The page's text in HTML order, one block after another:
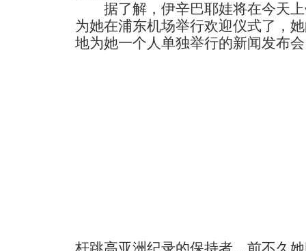
据了解，伊辛巴耶娃将在今天上
为她在浦东机场举行欢迎仪式了，
地为她一个人单独举行的新闻发布